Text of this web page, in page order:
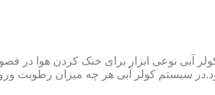
آبی نوعی ابزار برای خنک کردن هوا
سیستم کولر آبی هر چه میزان رطوبت